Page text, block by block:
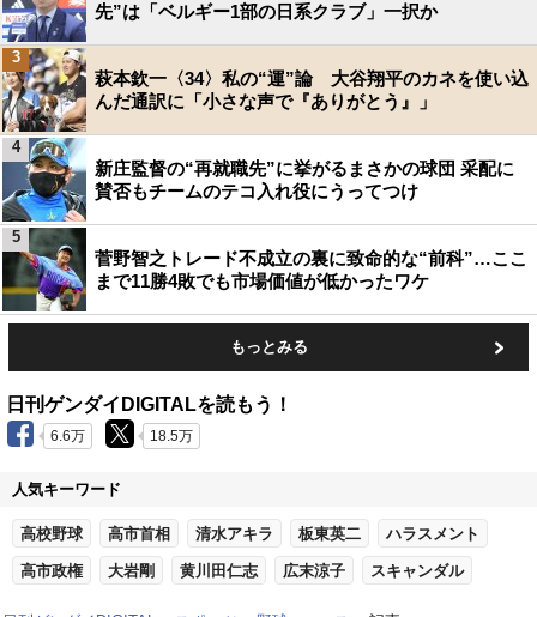
先”は「ベルギー1部の日系クラブ」一択か
萩本欽一〈34〉私の“運”論 大谷翔平のカネを使い込
んだ通訳に「小さな声で『ありがとう』」
3
新庄監督の“再就職先”に挙がるまさかの球団 采配に
賛否もチームのテコ入れ役にうってつけ
4
菅野智之トレード不成立の裏に致命的な“前科”…ここ
まで11勝4敗でも市場価値が低かったワケ
5
もっとみる
日刊ゲンダイDIGITALを読もう！
6.6万 18.5万
人気キーワード
高校野球 高市首相 清水アキラ 板東英二 ハラスメント
高市政権 大岩剛 黄川田仁志 広末涼子 スキャンダル